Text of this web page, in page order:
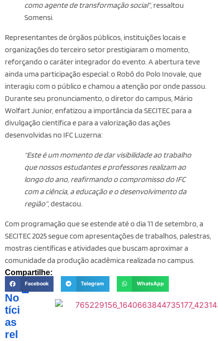
como agente de transformação social”, ressaltou
Somensi.
Representantes de órgãos públicos, instituições locais e
organizações do terceiro setor prestigiaram o momento,
reforçando o caráter integrador do evento. A abertura teve
ainda uma participação especial: o Robô do Polo Inovale, que
interagiu com o público e chamou a atenção por onde passou.
Durante seu pronunciamento, o diretor do campus, Mário
Wolfart Junior, enfatizou a importância da SECITEC para a
divulgação científica e para a valorização das ações
desenvolvidas no IFC Luzerna:
“Este é um momento de dar visibilidade ao trabalho
que nossos estudantes e professores realizam ao
longo do ano, reafirmando o compromisso do IFC
com a ciência, a educação e o desenvolvimento da
região”, destacou.
Com programação que se estende até o dia 11 de setembro, a
SECITEC 2025 segue com apresentações de trabalhos, palestras,
mostras científicas e atividades que buscam aproximar a
comunidade da produção acadêmica realizada no campus.
Compartilhe:
Facebook Telegram WhatsApp
No
tíci
as
rel